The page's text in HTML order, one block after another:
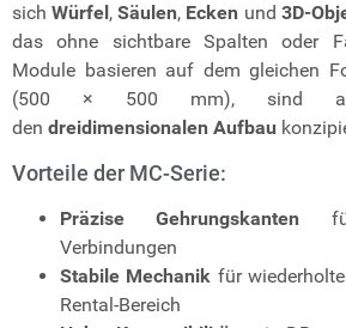
sichWürfel ,Säulen, Ecken und 3D-
das ohne sichtbare Spalten oder
Module basieren auf dem gleichen
(500 × 500 mm), sind
den dreidimensionalen Aufbau
Vorteile der MC-Serie:
Präzise Gehrungskanten
Verbindungen
Stabile Mechanik für
Rental-Bereich